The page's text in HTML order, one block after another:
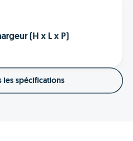
(H x L x P)
les spécifications